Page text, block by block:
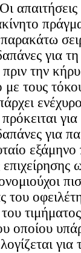
για
την
με τους
για
εξάμηνο
του
οποίου
για